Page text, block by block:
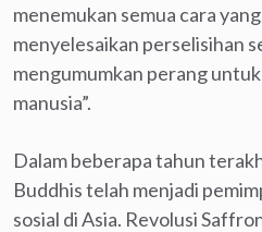
menemukan semua cara
menyelesaikan perselisihan
mengumumkan perang
manusia”.
Dalam beberapa tahun
Buddhis telah menjadi
sosial di Asia. Revolusi